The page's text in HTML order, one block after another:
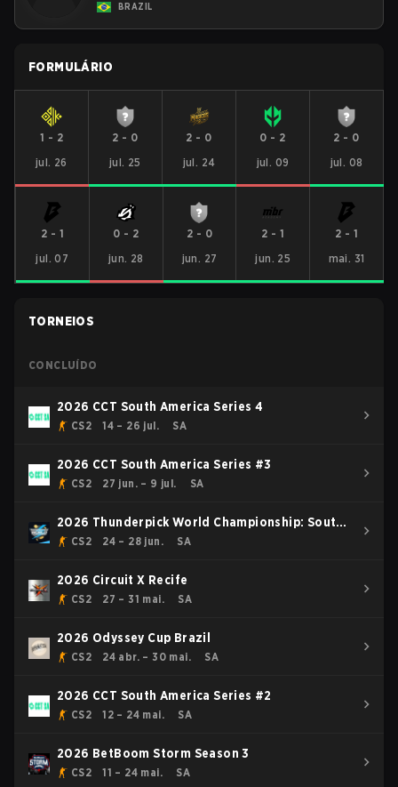
BRAZIL
FORMULÁRIO
1 - 2
jul. 26
2 - 0
jul. 25
2 - 0
jul. 24
0 - 2
jul. 09
2 - 0
jul. 08
2 - 1
jul. 07
0 - 2
jun. 28
2 - 0
jun. 27
2 - 1
jun. 25
2 - 1
mai. 31
TORNEIOS
CONCLUÍDO
2026 CCT South America Series 4
CS2 14 – 26 jul. SA
2026 CCT South America Series #3
CS2 27 jun. – 9 jul. SA
2026 Thunderpick World Championship: South
American Series #1
CS2 24 – 28 jun. SA
2026 Circuit X Recife
CS2 27 – 31 mai. SA
2026 Odyssey Cup Brazil
CS2 24 abr. – 30 mai. SA
2026 CCT South America Series #2
CS2 12 – 24 mai. SA
2026 BetBoom Storm Season 3
CS2 11 – 24 mai. SA